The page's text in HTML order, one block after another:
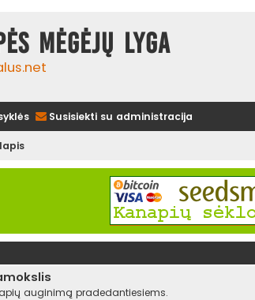
mėgėjų lyga
Susisiekti su administracija
auginimą pradedantiesiems.